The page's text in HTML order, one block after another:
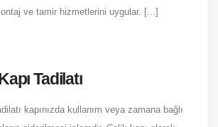
ve tamir hizmetlerini uygular. [...]
Tadilatı
kapınızda kullanım veya zamana bağlı